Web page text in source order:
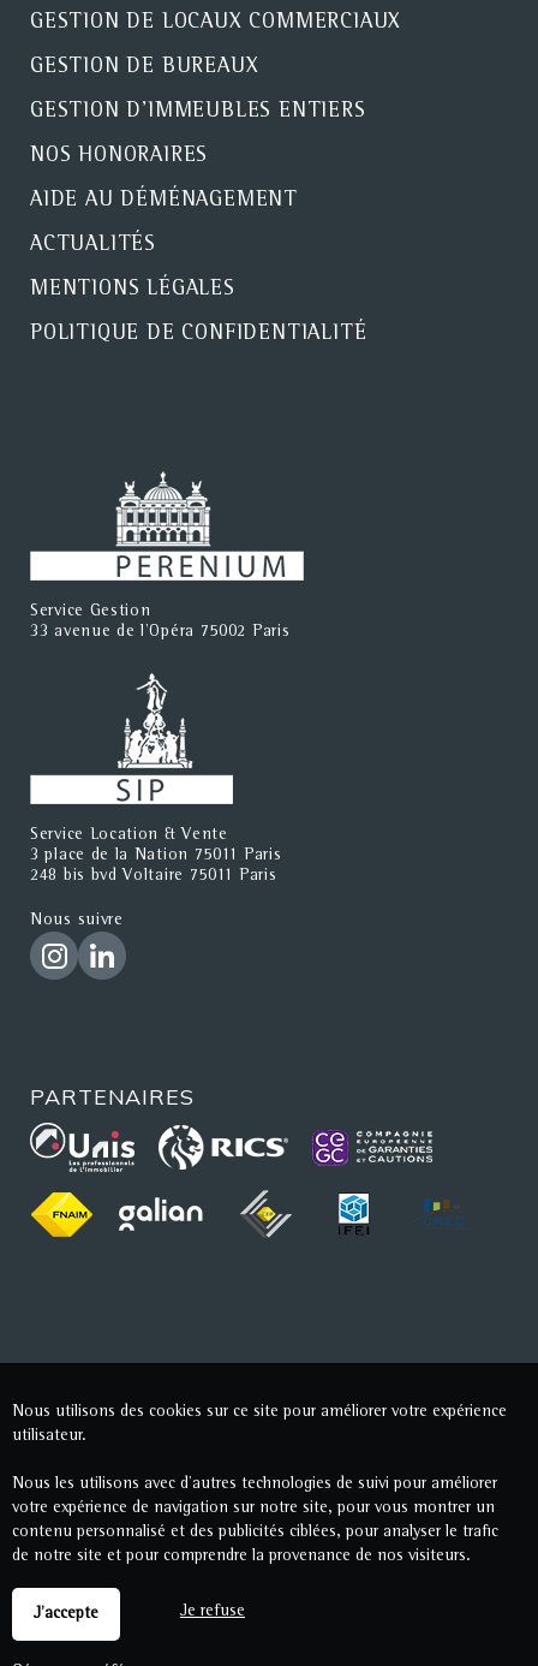
GESTION DE LOCAUX COMMERCIAUX
GESTION DE BUREAUX
GESTION D'IMMEUBLES ENTIERS
NOS HONORAIRES
AIDE AU DÉMÉNAGEMENT
ACTUALITÉS
MENTIONS LÉGALES
POLITIQUE DE CONFIDENTIALITÉ
Service Gestion
33 avenue de l'Opéra 75002 Paris
Service Location & Vente
3 place de la Nation 75011 Paris
248 bis bvd Voltaire 75011 Paris
Nous suivre
PARTENAIRES
Nous utilisons des cookies sur ce site pour améliorer votre expérience
utilisateur.
Nous les utilisons avec d'autres technologies de suivi pour améliorer
votre expérience de navigation sur notre site, pour vous montrer un
contenu personnalisé et des publicités ciblées, pour analyser le trafic
de notre site et pour comprendre la provenance de nos visiteurs.
J'accepte Je refuse